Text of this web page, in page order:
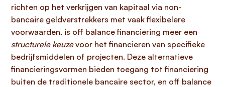
richten op het verkrijgen van kapitaal via non-
bancaire geldverstrekkers met vaak flexibelere
voorwaarden, is off balance financiering meer een
structurele keuzevoor het financieren van specifieke
bedrijfsmiddelen of projecten. Deze alternatieve
financieringsvormen bieden toegang tot financiering
buiten de traditionele bancaire sector, en off balance